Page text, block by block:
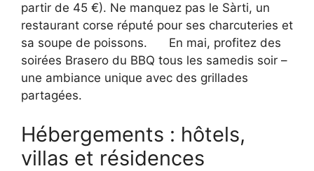
partir de 45 €). Ne manquez pas le Sàrti, un
restaurant corse réputé pour ses charcuteries et
sa soupe de poissons.
En mai, profitez des
soirées Brasero du BBQ tous les samedis soir –
une ambiance unique avec des grillades
partagées.
Hébergements : hôtels,
villas et résidences